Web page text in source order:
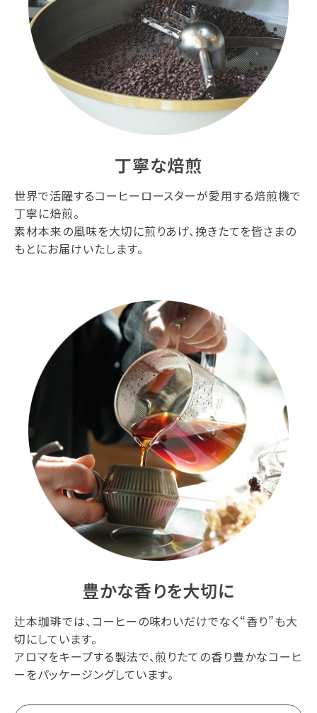
丁寧な焙煎
世界で活躍するコーヒーロースターが愛用する焙煎機で
丁寧に焙煎。
素材本来の風味を大切に煎りあげ、挽きたてを皆さまの
もとにお届けいたします。
豊かな香りを大切に
辻本珈琲では、コーヒーの味わいだけでなく“香り”も大
切にしています。
アロマをキープする製法で、煎りたての香り豊かなコーヒ
ーをパッケージングしています。